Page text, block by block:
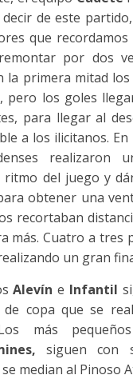
decir de este
que
por dos
la primera mitad
pero los goles
para llegar al
a los ilicitanos.
realizaron
ritmo del juego y
obtener una
recortaban
más. Cuatro a tres
un gran
Alevín e Infantil
copa que se
más
siguen con
median al Pinoso